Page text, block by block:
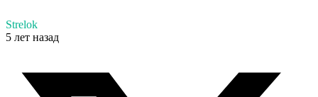
Strelok
5 лет назад